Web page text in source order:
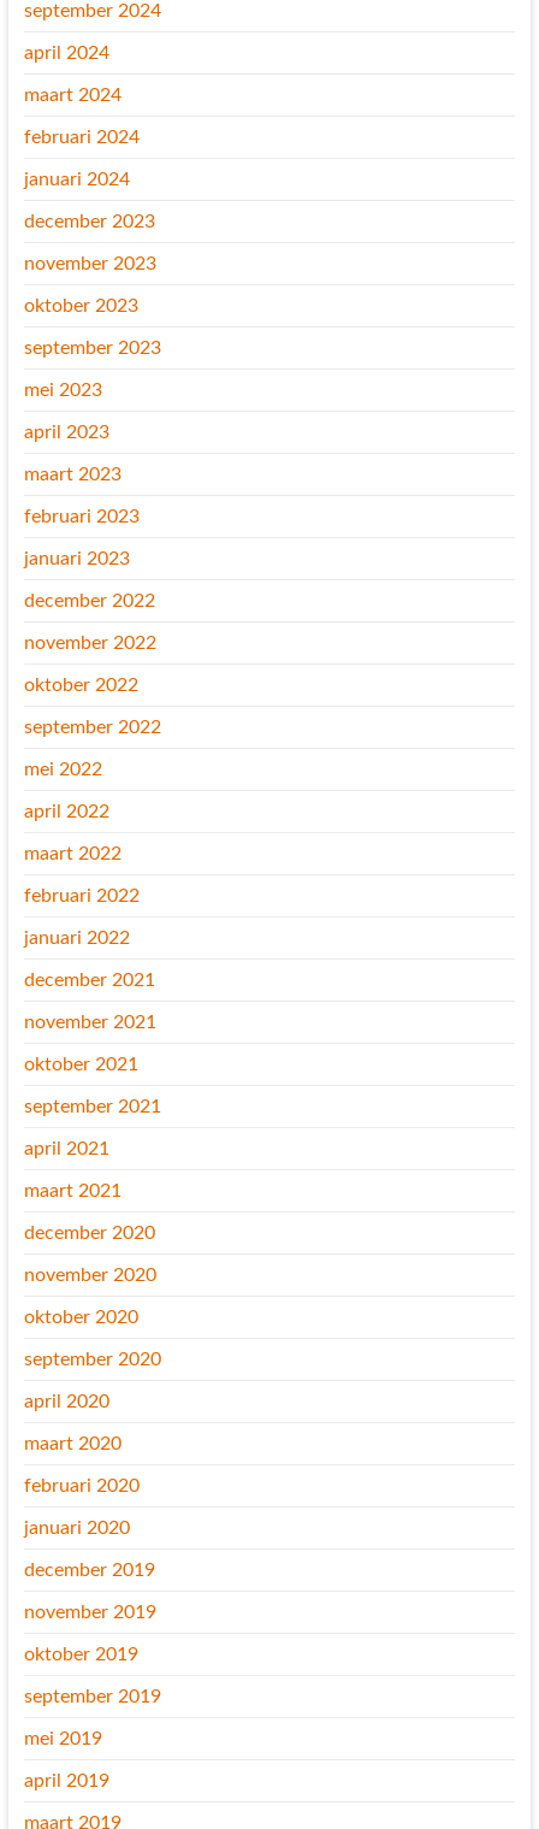
september 2024
april 2024
maart 2024
februari 2024
januari 2024
december 2023
november 2023
oktober 2023
september 2023
mei 2023
april 2023
maart 2023
februari 2023
januari 2023
december 2022
november 2022
oktober 2022
september 2022
mei 2022
april 2022
maart 2022
februari 2022
januari 2022
december 2021
november 2021
oktober 2021
september 2021
april 2021
maart 2021
december 2020
november 2020
oktober 2020
september 2020
april 2020
maart 2020
februari 2020
januari 2020
december 2019
november 2019
oktober 2019
september 2019
mei 2019
april 2019
maart 2019